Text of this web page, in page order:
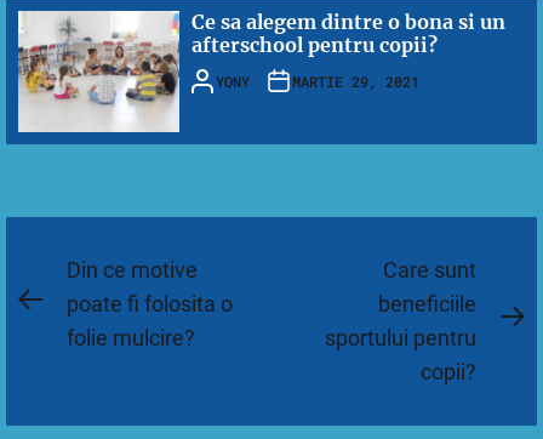
Ce sa alegem dintre o bona si un
afterschool pentru copii?
YONY MARTIE 29, 2021
Navigare
în
articole
Previous
Din ce motive
poate fi folosita o
folie mulcire?
Care sunt
beneficiile
sportului pentru
copii?